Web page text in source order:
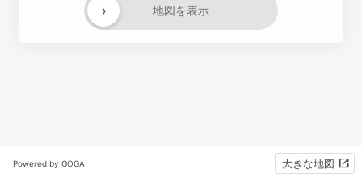
地図を表示
›
Powered by GOGA 大きな地図